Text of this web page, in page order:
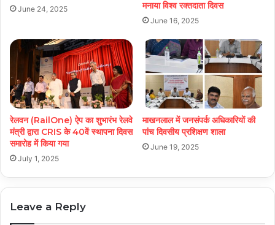
June 24, 2025
मनाया विश्व रक्तदाता दिवस
June 16, 2025
रेलवन (RailOne) ऐप का शुभारंभ रेलवे
मंत्री द्वारा CRIS के 40वें स्थापना दिवस
समारोह में किया गया
July 1, 2025
माखनलाल में जनसंपर्क अधिकारियों की
पांच दिवसीय प्रशिक्षण शाला
June 19, 2025
Leave a Reply